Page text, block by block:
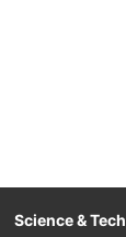
Science & Tech